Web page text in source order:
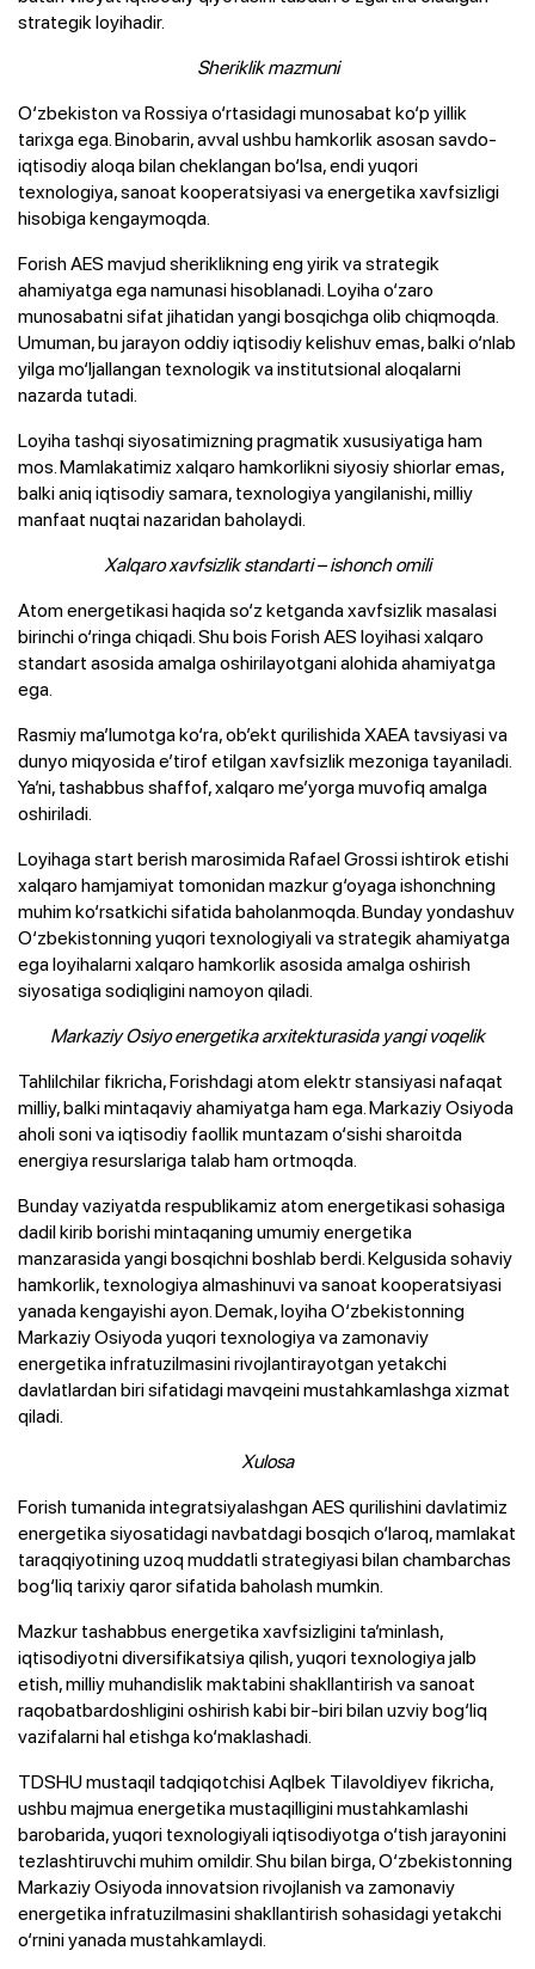
strategik loyihadir.
Sheriklik mazmuni
O‘zbekiston va Rossiya o‘rtasidagi munosabat ko‘p yillik
tarixga ega. Binobarin, avval ushbu hamkorlik asosan savdo-
iqtisodiy aloqa bilan cheklangan bo‘lsa, endi yuqori
texnologiya, sanoat kooperatsiyasi va energetika xavfsizligi
hisobiga kengaymoqda.
Forish AES mavjud sheriklikning eng yirik va strategik
ahamiyatga ega namunasi hisoblanadi. Loyiha o‘zaro
munosabatni sifat jihatidan yangi bosqichga olib chiqmoqda.
Umuman, bu jarayon oddiy iqtisodiy kelishuv emas, balki o‘nlab
yilga mo‘ljallangan texnologik va institutsional aloqalarni
nazarda tutadi.
Loyiha tashqi siyosatimizning pragmatik xususiyatiga ham
mos. Mamlakatimiz xalqaro hamkorlikni siyosiy shiorlar emas,
balki aniq iqtisodiy samara, texnologiya yangilanishi, milliy
manfaat nuqtai nazaridan baholaydi.
Xalqaro xavfsizlik standarti – ishonch omili
Atom energetikasi haqida so‘z ketganda xavfsizlik masalasi
birinchi o‘ringa chiqadi. Shu bois Forish AES loyihasi xalqaro
standart asosida amalga oshirilayotgani alohida ahamiyatga
ega.
Rasmiy ma’lumotga ko‘ra, ob’ekt qurilishida XAEA tavsiyasi va
dunyo miqyosida e’tirof etilgan xavfsizlik mezoniga tayaniladi.
Ya’ni, tashabbus shaffof, xalqaro me’yorga muvofiq amalga
oshiriladi.
Loyihaga start berish marosimida Rafael Grossi ishtirok etishi
xalqaro hamjamiyat tomonidan mazkur g‘oyaga ishonchning
muhim ko‘rsatkichi sifatida baholanmoqda. Bunday yondashuv
O‘zbekistonning yuqori texnologiyali va strategik ahamiyatga
ega loyihalarni xalqaro hamkorlik asosida amalga oshirish
siyosatiga sodiqligini namoyon qiladi.
Markaziy Osiyo energetika arxitekturasida yangi voqelik
Tahlilchilar fikricha, Forishdagi atom elektr stansiyasi nafaqat
milliy, balki mintaqaviy ahamiyatga ham ega. Markaziy Osiyoda
aholi soni va iqtisodiy faollik muntazam o‘sishi sharoitda
energiya resurslariga talab ham ortmoqda.
Bunday vaziyatda respublikamiz atom energetikasi sohasiga
dadil kirib borishi mintaqaning umumiy energetika
manzarasida yangi bosqichni boshlab berdi. Kelgusida sohaviy
hamkorlik, texnologiya almashinuvi va sanoat kooperatsiyasi
yanada kengayishi ayon. Demak, loyiha O‘zbekistonning
Markaziy Osiyoda yuqori texnologiya va zamonaviy
energetika infratuzilmasini rivojlantirayotgan yetakchi
davlatlardan biri sifatidagi mavqeini mustahkamlashga xizmat
qiladi.
Xulosa
Forish tumanida integratsiyalashgan AES qurilishini davlatimiz
energetika siyosatidagi navbatdagi bosqich o‘laroq, mamlakat
taraqqiyotining uzoq muddatli strategiyasi bilan chambarchas
bog‘liq tarixiy qaror sifatida baholash mumkin.
Mazkur tashabbus energetika xavfsizligini ta’minlash,
iqtisodiyotni diversifikatsiya qilish, yuqori texnologiya jalb
etish, milliy muhandislik maktabini shakllantirish va sanoat
raqobatbardoshligini oshirish kabi bir-biri bilan uzviy bog‘liq
vazifalarni hal etishga ko‘maklashadi.
TDSHU mustaqil tadqiqotchisi Aqlbek Tilavoldiyev fikricha,
ushbu majmua energetika mustaqilligini mustahkamlashi
barobarida, yuqori texnologiyali iqtisodiyotga o‘tish jarayonini
tezlashtiruvchi muhim omildir. Shu bilan birga, O‘zbekistonning
Markaziy Osiyoda innovatsion rivojlanish va zamonaviy
energetika infratuzilmasini shakllantirish sohasidagi yetakchi
o‘rnini yanada mustahkamlaydi.